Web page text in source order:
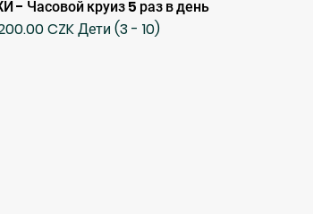
Часовой круиз 5 раз в день
CZK Дети (3 - 10)